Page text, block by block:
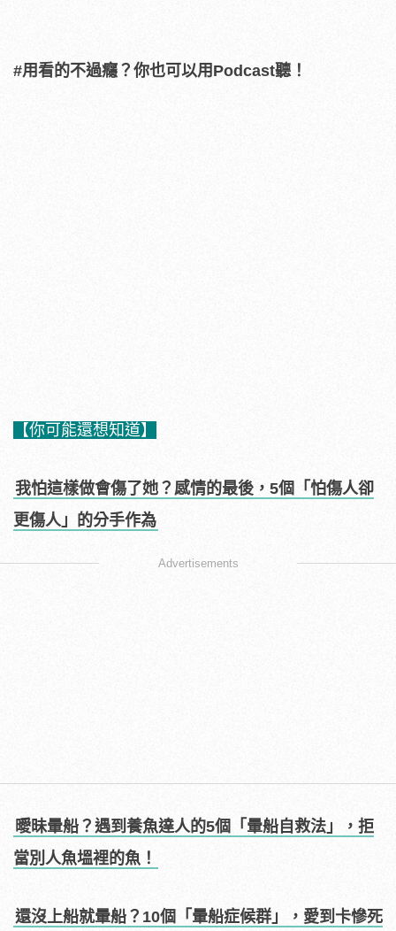
#用看的不過癮？你也可以用Podcast聽！
【你可能還想知道】
我怕這樣做會傷了她？感情的最後，5個「怕傷人卻
更傷人」的分手作為
Advertisements
曖昧暈船？遇到養魚達人的5個「暈船自救法」，拒
當別人魚塭裡的魚！
還沒上船就暈船？10個「暈船症候群」，愛到卡慘死